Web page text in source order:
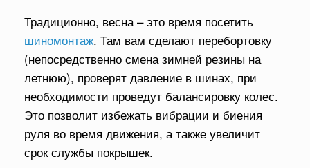
Традиционно, весна – это время посетить
шиномонтаж. Там вам сделают перебортовку
(непосредственно смена зимней резины на
летнюю), проверят давление в шинах, при
необходимости проведут балансировку колес.
Это позволит избежать вибрации и биения
руля во время движения, а также увеличит
срок службы покрышек.